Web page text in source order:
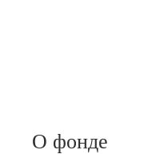
О фонде